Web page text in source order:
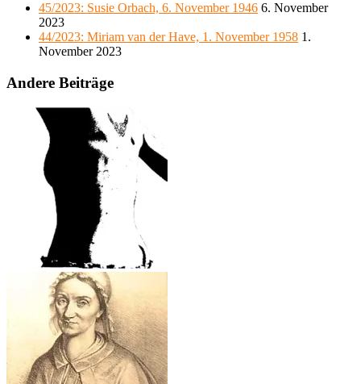
45/2023: Susie Orbach, 6. November 1946 6. November
2023
44/2023: Miriam van der Have, 1. November 1958 1.
November 2023
Andere Beiträge